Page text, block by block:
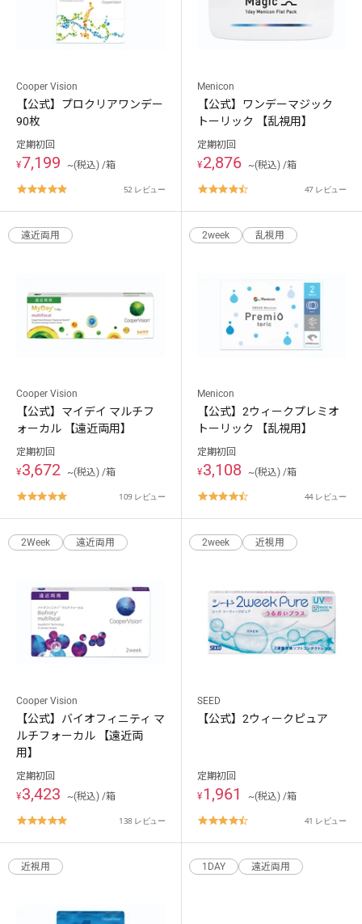
次回のご利用をお待ちしております。
Cooper Vision
【公式】プロクリアワンデー
90枚
定期初回
¥7,199 ~(税込) /箱
4.8
rating
52 レビュー
Menicon
【公式】ワンデーマジック
トーリック 【乱視用】
定期初回
¥2,876 ~(税込) /箱
4.5
rating
47 レビュー
遠近両用
Cooper Vision
【公式】マイデイ マルチフ
ォーカル 【遠近両用】
定期初回
¥3,672 ~(税込) /箱
4.9
rating
109 レビュー
2week 乱視用
Menicon
【公式】2ウィークプレミオ
トーリック 【乱視用】
定期初回
¥3,108 ~(税込) /箱
4.7
rating
44 レビュー
2Week 遠近両用
Cooper Vision
【公式】バイオフィニティ マ
ルチフォーカル 【遠近両
用】
定期初回
¥3,423 ~(税込) /箱
4.8
rating
138 レビュー
2week 近視用
SEED
【公式】2ウィークピュア
定期初回
¥1,961 ~(税込) /箱
4.7
rating
41 レビュー
近視用 1DAY 遠近両用